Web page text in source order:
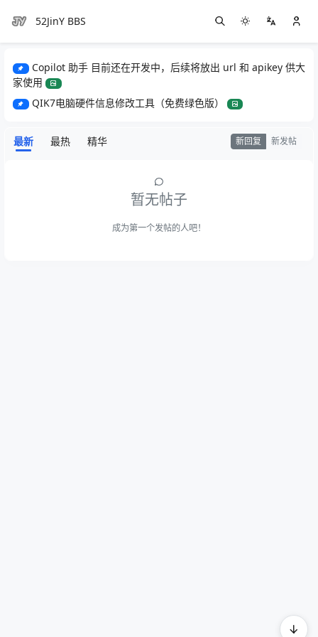
52JinY BBS
Copilot 助手 目前还在开发中，后续将放出 url 和 apikey 供大
家使用
QIK7电脑硬件信息修改工具（免费绿色版）
最新 最热 精华 新回复 新发帖
暂无帖子
成为第一个发帖的人吧！